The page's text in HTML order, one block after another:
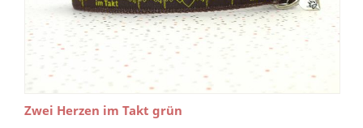
Zwei Herzen im Takt grün